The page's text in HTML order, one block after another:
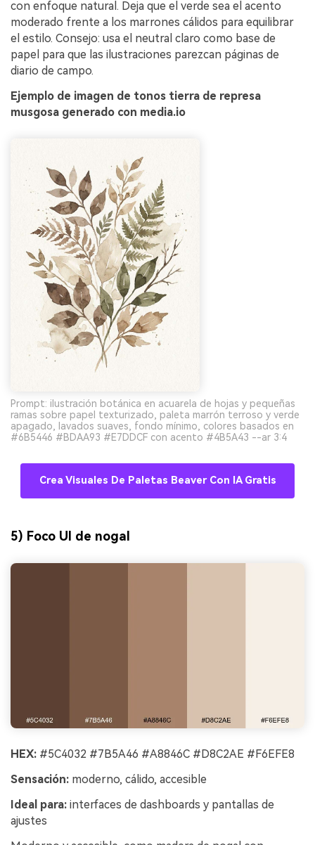
con enfoque natural. Deja que el verde sea el acento
moderado frente a los marrones cálidos para equilibrar
el estilo. Consejo: usa el neutral claro como base de
papel para que las ilustraciones parezcan páginas de
diario de campo.
Ejemplo de imagen de tonos tierra de represa
musgosa generado con media.io
Prompt: ilustración botánica en acuarela de hojas y pequeñas
ramas sobre papel texturizado, paleta marrón terroso y verde
apagado, lavados suaves, fondo mínimo, colores basados en
#6B5446 #BDAA93 #E7DDCF con acento #4B5A43 --ar 3:4
Crea Visuales De Paletas Beaver Con IA Gratis
5) Foco UI de nogal
HEX: #5C4032 #7B5A46 #A8846C #D8C2AE #F6EFE8
Sensación: moderno, cálido, accesible
Ideal para: interfaces de dashboards y pantallas de
ajustes
Crea imágenes IA
ilimitadas. 100 %
gratis!